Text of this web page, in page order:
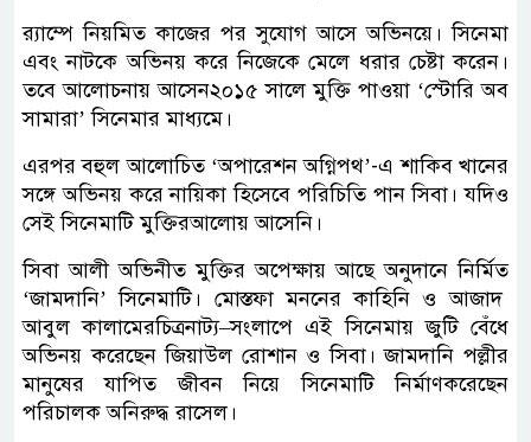
র‍্যাম্পে নিয়মিত কাজের পর সুযোগ আসে অভিনয়ে। সিনেমা
এবং নাটকে অভিনয় করে নিজেকে মেলে ধরার চেষ্টা করেন।
তবে আলোচনায় আসেন২০১৫ সালে মুক্তি পাওয়া‘স্টোরি অব
সামারা’সিনেমার মাধ্যমে।
এরপর বহুল আলোচিত‘অপারেশন অগ্নিপথ’-এ শাকিব খানের
সঙ্গে অভিনয় করে নায়িকা হিসেবে পরিচিতি পান সিবা। যদিও
সেই সিনেমাটি মুক্তিরআলোয় আসেনি।
সিবা আলী অভিনীত মুক্তির অপেক্ষায় আছে অনুদানে নির্মিত
‘জামদানি’সিনেমাটি। মোস্তফা মননের কাহিনি ও আজাদ
আবুল কালামেরচিত্রনাট্য–সংলাপে এই সিনেমায় জুটি বেঁধে
অভিনয় করেছেন জিয়াউল রোশান ও সিবা। জামদানি পল্লীর
মানুষের
যাপিত জীবন নিয়ে সিনেমাটি নির্মাণকরেছেন
পরিচালক অনিরুদ্ধ রাসেল।